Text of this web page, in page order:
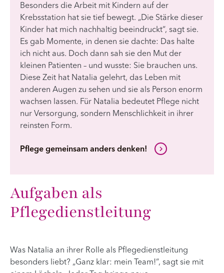
Besonders die Arbeit mit Kindern auf der
Krebsstation hat sie tief bewegt. „Die Stärke dieser
Kinder hat mich nachhaltig beeindruckt“, sagt sie.
Es gab Momente, in denen sie dachte: Das halte
ich nicht aus. Doch dann sah sie den Mut der
kleinen Patienten – und wusste: Sie brauchen uns.
Diese Zeit hat Natalia gelehrt, das Leben mit
anderen Augen zu sehen und sie als Person enorm
wachsen lassen. Für Natalia bedeutet Pflege nicht
nur Versorgung, sondern Menschlichkeit in ihrer
reinsten Form.
Pflege gemeinsam anders denken!
Aufgaben als
Pflegedienstleitung
Was Natalia an ihrer Rolle als Pflegedienstleitung
besonders liebt? „Ganz klar: mein Team!“, sagt sie mit